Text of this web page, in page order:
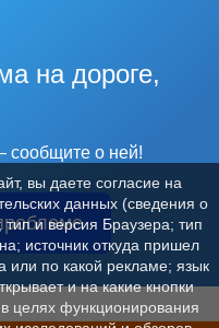
на дороге,
сообщите о ней!
вы даете согласие на
данных (сведения о
и версия Браузера; тип
источник откуда пришел
или по какой рекламе; язык
и на какие кнопки
целях функционирования